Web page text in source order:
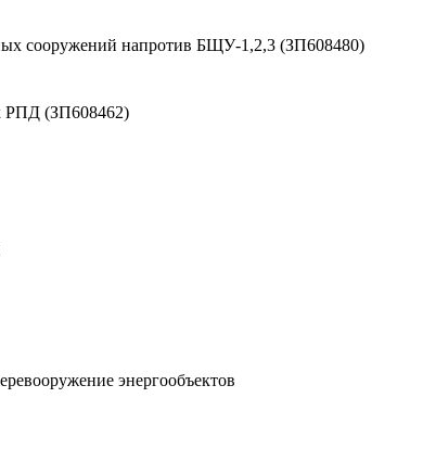
сооружений напротив БЩУ-1,2,3 (ЗП608480)
РПД (ЗП608462)
энергообъектов